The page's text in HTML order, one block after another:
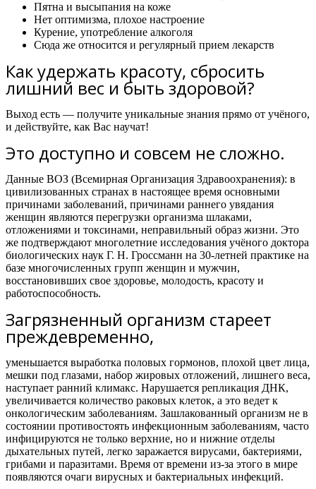
Пятна и высыпания на коже
Нет оптимизма, плохое настроение
Курение, употребление алкоголя
Сюда же относится и регулярный прием лекарств
Как удержать красоту, сбросить
лишний вес и быть здоровой?
Выход есть — получите уникальные знания прямо от учёного,
и действуйте, как Вас научат!
Это доступно и совсем не сложно.
Данные ВОЗ (Всемирная Организация Здравоохранения): в
цивилизованных странах в настоящее время основными
причинами заболеваний, причинами раннего увядания
женщин являются перегрузки организма шлаками,
отложениями и токсинами, неправильный образ жизни. Это
же подтверждают многолетние исследования учёного доктора
биологических наук Г. Н. Гроссманн на 30-летней практике на
базе многочисленных групп женщин и мужчин,
восстановивших свое здоровье, молодость, красоту и
работоспособность.
Загрязненный организм стареет
преждевременно,
уменьшается выработка половых гормонов, плохой цвет лица,
мешки под глазами, набор жировых отложений, лишнего веса,
наступает ранний климакс. Нарушается репликация ДНК,
увеличивается количество раковых клеток, а это ведет к
онкологическим заболеваниям. Зашлакованный организм не в
состоянии противостоять инфекционным заболеваниям, часто
инфицируются не только верхние, но и нижние отделы
дыхательных путей, легко заражается вирусами, бактериями,
грибами и паразитами. Время от времени из-за этого в мире
появляются очаги вирусных и бактериальных инфекций.